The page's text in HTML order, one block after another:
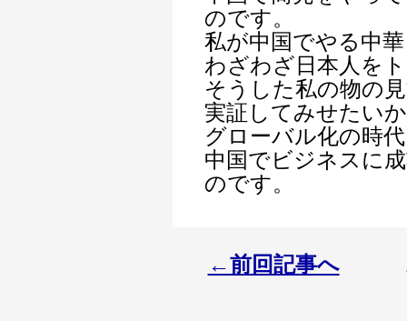
のです。
私が中国でやる中
わざわざ日本人を
そうした私の物の
実証してみせたい
グローバル化の時
中国でビジネスに
のです。
←前回記事へ